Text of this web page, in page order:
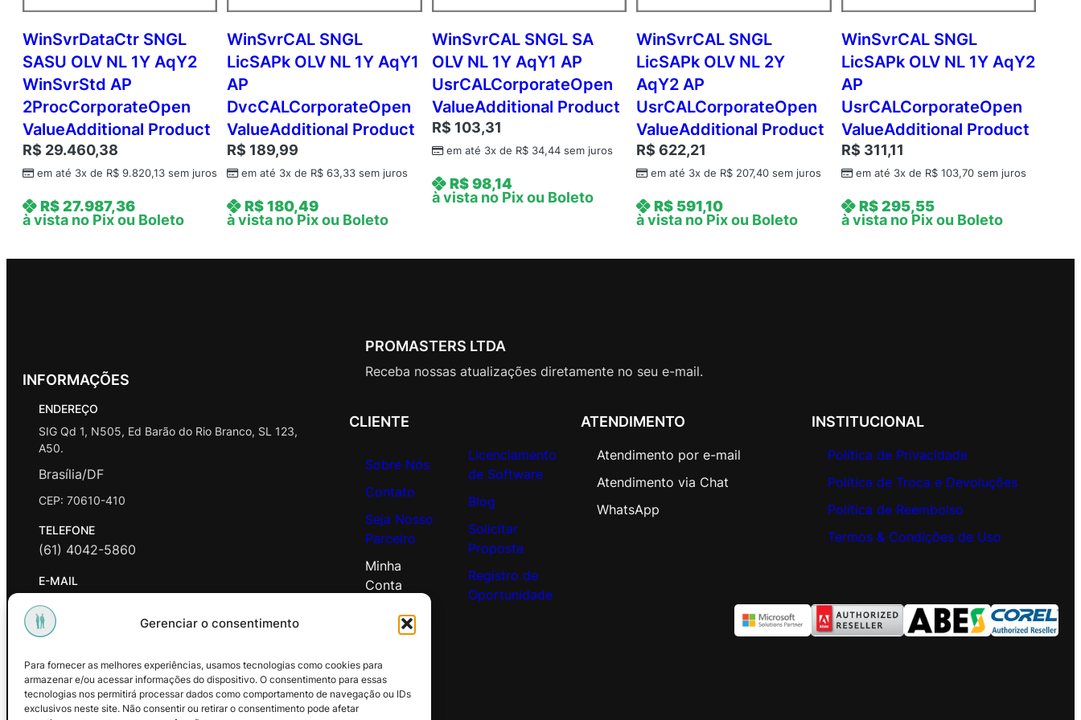
Gerenciar o consentimento
Para fornecer as melhores experiências, usamos tecnologias como cookies para
armazenar e/ou acessar informações do dispositivo. O consentimento para essas
tecnologias nos permitirá processar dados como comportamento de navegação ou IDs
exclusivos neste site. Não consentir ou retirar o consentimento pode afetar
Y
3
A
c
d
m
c
A
C
c
WinSvrDataCtr SNGL
SASU OLV NL 1Y AqY2
WinSvrStd AP
2ProcCorporateOpen
ValueAdditional Product
R$ 29.460,38
em até 3x de R$ 9.820,13 sem juros
R$27.987,36
à vista no Pix ou Boleto
WinSvrCAL SNGL
LicSAPk OLV NL 1Y AqY1
AP
DvcCALCorporateOpen
ValueAdditional Product
R$ 189,99
em até 3x de R$ 63,33 sem juros
R$180,49
à vista no Pix ou Boleto
WinSvrCAL SNGL SA
OLV NL 1Y AqY1 AP
UsrCALCorporateOpen
ValueAdditional Product
R$ 103,31
em até 3x de R$34,44sem juros
R$98,14
à vista no Pix ou Boleto
WinSvrCAL SNGL
LicSAPk OLV NL 2Y
AqY2 AP
UsrCALCorporateOpen
ValueAdditional Product
R$ 622,21
em até 3x de R$ 207,40 sem juros
R$ 591,10
à vista no Pix ou Boleto
WinSvrCAL SNGL
LicSAPk OLV NL 1Y AqY2
AP
UsrCALCorporateOpen
ValueAdditional Product
R$ 311,11
em até 3x de R$103,70sem juros
R$295,55
à vista no Pix ou Boleto
INFORMAÇÕES
ENDEREÇO
SIG Qd 1, N505, Ed Barão do Rio Branco, SL 123,
A50.
Brasília/DF
CEP: 70610-410
TELEFONE
(61) 4042-5860
E-MAIL
contato@promasters.net.br
HORÁRIO DE ATENDIMENTO
Facebook Instagram Youtube
PROMASTERS LTDA
Receba nossas atualizações diretamente no seu e-mail.
CLIENTE
Sobre Nós
Contato
Seja Nosso
Parceiro
Minha
Conta
Licenciamento
de Software
Blog
Solicitar
Proposta
Registro de
Oportunidade
ATENDIMENTO
Atendimento por e-mail
Atendimento via Chat
WhatsApp
INSTITUCIONAL
Política de Privacidade
Política de Troca e Devoluções
Política de Reembolso
Termos & Condições de Uso